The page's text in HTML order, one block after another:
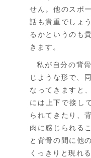
せん。他のスポ
話も貴重でしょ
るかというのも
きます。
私が自分の背
じような形で、
なってきますと
には上下で接し
られてきたり、
肉に感じられる
と背骨の間に他
くっきりと現れ